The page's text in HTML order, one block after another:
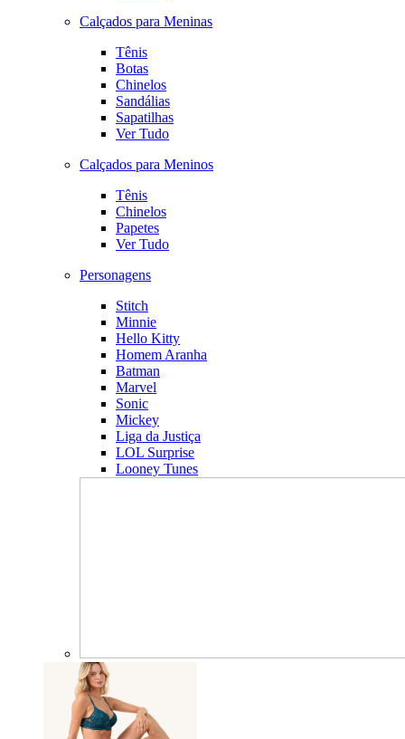
Calçados para Meninas
Tênis
Botas
Chinelos
Sandálias
Sapatilhas
Ver Tudo
Calçados para Meninos
Tênis
Chinelos
Papetes
Ver Tudo
Personagens
Stitch
Minnie
Hello Kitty
Homem Aranha
Batman
Marvel
Sonic
Mickey
Liga da Justiça
LOL Surprise
Looney Tunes